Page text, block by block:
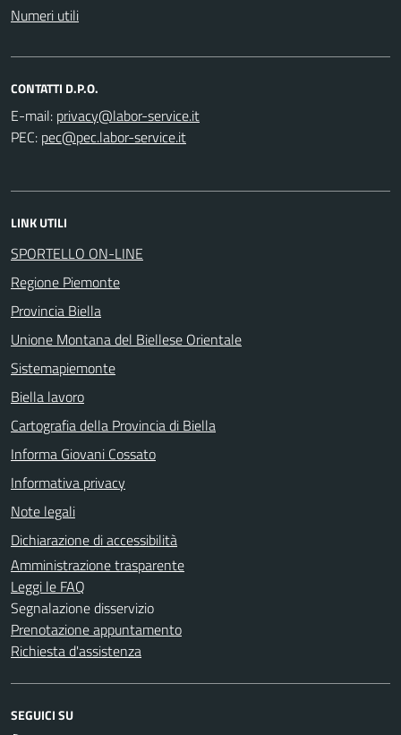
Numeri utili
CONTATTI D.P.O.
E-mail:
PEC:
LINK UTILI
SPORTELLO ON-LINE
Regione Piemonte
Provincia Biella
Unione Montana del Biellese Orientale
Sistemapiemonte
Biella lavoro
Cartografia della Provincia di Biella
Informa Giovani Cossato
Informativa privacy
Note legali
Dichiarazione di accessibilità
Amministrazione trasparente
Leggi le FAQ
Segnalazione disservizio
Prenotazione appuntamento
Richiesta d'assistenza
SEGUICI SU